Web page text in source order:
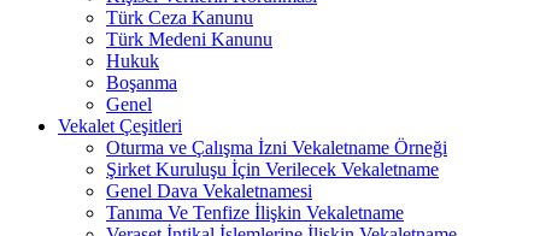
Türk Ceza Kanunu
Türk Medeni Kanunu
Hukuk
Boşanma
Genel
Vekalet Çeşitleri
Oturma ve Çalışma İzni Vekaletname Örneği
Şirket Kuruluşu İçin Verilecek Vekaletname
Genel Dava Vekaletnamesi
Tanıma Ve Tenfize İlişkin Vekaletname